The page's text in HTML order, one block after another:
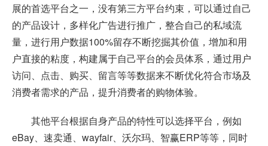
展的首选平台之一，没有第三方平台约束，可以通过自己
的产品设计，多样化广告进行推广，整合自己的私域流
量，进行用户数据100%留存不断挖掘其价值，增加和用
户直接的粘度，构建属于自己平台的会员体系，通过用户
访问、点击、购买、留言等等数据来不断优化符合市场及
消费者需求的产品，提升消费者的购物体验。
其他平台根据自身产品的特性可以选择平台，例如
eBay、速卖通、wayfair、沃尔玛、智赢ERP等等，同时